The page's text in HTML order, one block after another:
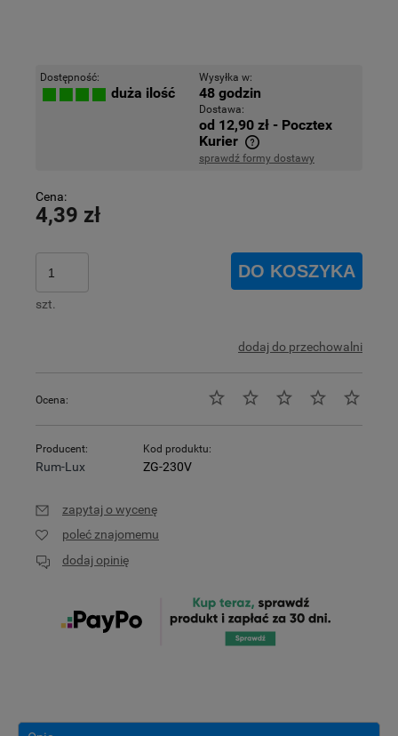
Dostępność:
duża ilość
Wysyłka w:
48 godzin
Dostawa:
od 12,90 zł - Pocztex
Kurier
Cena nie zawiera ewentualnych kosztów płatności
sprawdź formy dostawy
Cena:
4,39 zł
szt.
DO KOSZYKA
dodaj do przechowalni
Ocena:
Producent:
Rum-Lux
Kod produktu:
ZG-230V
zapytaj o wycenę
poleć znajomemu
dodaj opinię